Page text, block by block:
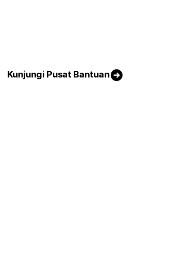
Kunjungi Pusat Bantuan